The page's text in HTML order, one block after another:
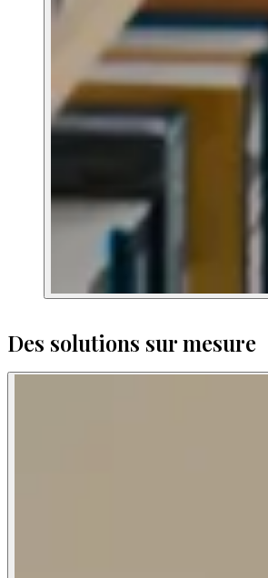
Des solutions sur mesure